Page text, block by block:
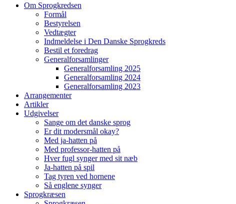
Om Sprogkredsen
Formål
Bestyrelsen
Vedtægter
Indmeldelse i Den Danske Sprogkreds
Bestil et foredrag
Generalforsamlinger
Generalforsamling 2025
Generalforsamling 2024
Generalforsamling 2023
Arrangementer
Artikler
Udgivelser
Sange om det danske sprog
Er dit modersmål okay?
Med ja-hatten på
Med professor-hatten på
Hver fugl synger med sit næb
Ja-hatten på spil
Tag tyren ved hornene
Så englene synger
Sprogkræsen